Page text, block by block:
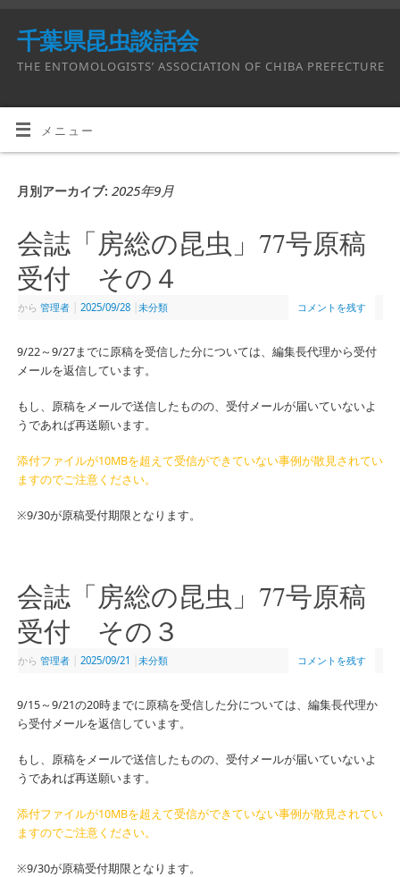
千葉県昆虫談話会
THE ENTOMOLOGISTS’ ASSOCIATION OF CHIBA PREFECTURE
メニュー
月別アーカイブ: 2025年9月
会誌「房総の昆虫」77号原稿
受付 その４
から 管理者 2025/09/28 未分類 コメントを残す
9/22～9/27までに原稿を受信した分については、編集長代理から受付
メールを返信しています。
もし、原稿をメールで送信したものの、受付メールが届いていないよ
うであれば再送願います。
添付ファイルが10MBを超えて受信ができていない事例が散見されてい
ますのでご注意ください。
※9/30が原稿受付期限となります。
会誌「房総の昆虫」77号原稿
受付 その３
から 管理者 2025/09/21 未分類 コメントを残す
9/15～9/21の20時までに原稿を受信した分については、編集長代理か
ら受付メールを返信しています。
もし、原稿をメールで送信したものの、受付メールが届いていないよ
うであれば再送願います。
添付ファイルが10MBを超えて受信ができていない事例が散見されてい
ますのでご注意ください。
※9/30が原稿受付期限となります。